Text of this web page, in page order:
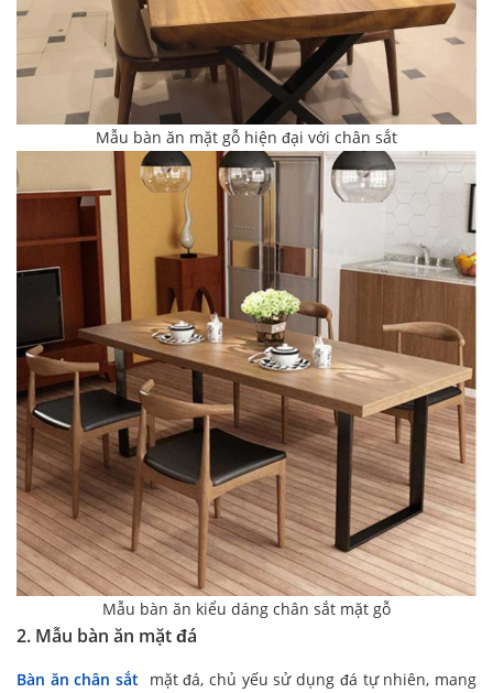
Mẫu bàn ăn mặt gỗ hiện đại với chân sắt
Mẫu bàn ăn kiểu dáng chân sắt mặt gỗ
2. Mẫu bàn ăn mặt đá
Bàn ăn chân sắt mặt đá, chủ yếu sử dụng đá tự nhiên, mang